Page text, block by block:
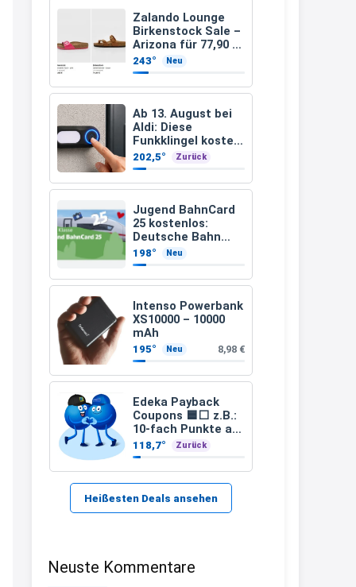
Zalando Lounge
Birkenstock Sale –
Arizona für 77,90 €
statt 120 €
243° Neu
Ab 13. August bei
Aldi: Diese
Funkklingel kostet
nur 3,49 Euro
202,5° Zurück
Jugend BahnCard
25 kostenlos:
Deutsche Bahn
verschenkt
BahnCard an
Kinder und
Jugendliche
198° Neu
Intenso Powerbank
XS10000 – 10000
mAh
195° Neu 8,98 €
Edeka Payback
Coupons 🟦⬜ z.B.:
10-fach Punkte ab
2 € Einkaufswert
und viele weitere
118,7° Zurück
Heißesten Deals ansehen
Neuste Kommentare
müsste schon stornieren und
nochmal bestellen, da man
Rabattcodes oder auch
Warenkorb oder an der Kasse
VOR dem Kauf einlösen kann.
17:06
↩
Och siche den Gutschein
fürmeggelebaguetts
Kerstin
Meggle bagett Gutschein code
21:37
↩
Kerstin
Bei EDEKA
↩
29.07www.haribo.com/de-